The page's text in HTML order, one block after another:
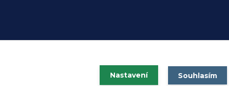
Nastavení Souhlasím